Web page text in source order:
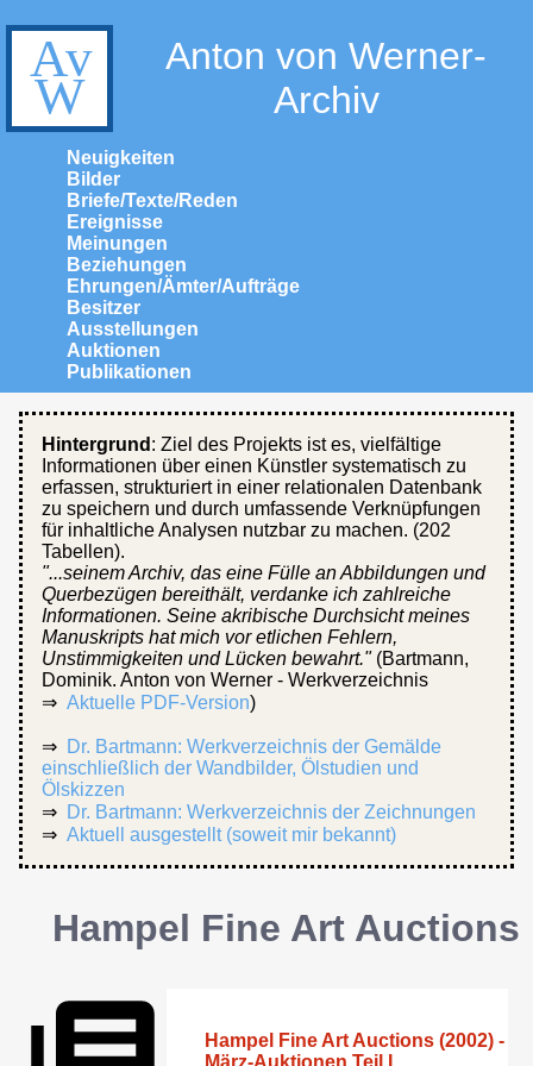
Anton von Werner-
Archiv
Neuigkeiten
Bilder
Briefe/Texte/Reden
Ereignisse
Meinungen
Beziehungen
Ehrungen/Ämter/Aufträge
Besitzer
Ausstellungen
Auktionen
Publikationen
Hintergrund : Ziel des Projekts ist es, vielfältige
Informationen über einen Künstler systematisch zu
erfassen, strukturiert in einer relationalen Datenbank
zu speichern und durch umfassende Verknüpfungen
für inhaltliche Analysen nutzbar zu machen. (202
Tabellen).
"...seinem Archiv, das eine Fülle an Abbildungen und
Querbezügen bereithält, verdanke ich zahlreiche
Informationen. Seine akribische Durchsicht meines
Manuskripts hat mich vor etlichen Fehlern,
Unstimmigkeiten und Lücken bewahrt."(Bartmann,
Dominik. Anton von Werner - Werkverzeichnis
⇒ Aktuelle PDF-Version)
⇒ Dr. Bartmann: Werkverzeichnis der Gemälde
einschließlich der Wandbilder, Ölstudien und
Ölskizzen
⇒ Dr. Bartmann: Werkverzeichnis der Zeichnungen
⇒ Aktuell ausgestellt (soweit mir bekannt)
Hampel Fine Art Auctions
Hampel Fine Art Auctions (2002) -
März-Auktionen Teil I.